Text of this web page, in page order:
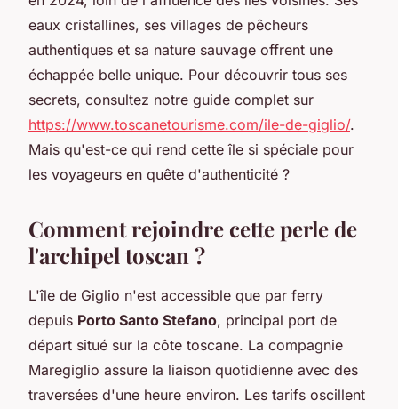
eaux cristallines, ses villages de pêcheurs
authentiques et sa nature sauvage offrent une
échappée belle unique. Pour découvrir tous ses
secrets, consultez notre guide complet sur
https://www.toscanetourisme.com/ile-de-giglio/.
Mais qu'est-ce qui rend cette île si spéciale pour
les voyageurs en quête d'authenticité ?
Comment rejoindre cette perle de
l'archipel toscan ?
L'île de Giglio n'est accessible que par ferry
depuis Porto Santo Stefano, principal port de
départ situé sur la côte toscane. La compagnie
Maregiglio assure la liaison quotidienne avec des
traversées d'une heure environ. Les tarifs oscillent